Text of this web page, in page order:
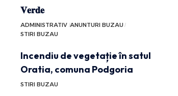
𝐕𝐞𝐫𝐝𝐞
ADMINISTRATIV ANUNTURI BUZAU
STIRI BUZAU
Incendiu de vegetație în satul
Oratia, comuna Podgoria
STIRI BUZAU